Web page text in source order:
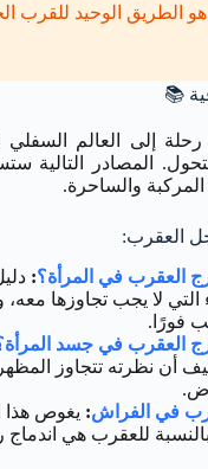
الطريق الوحيد للقرب
📚
إلى العالم السفلي
المصادر التالية
والساحرة.
العقرب:
العقرب في المرأة؟:
التي لا يجب تجاوزها
فورًا.
العقرب في جسد
أن نظرته تتجاوز
في الفراش: يغوص هذا
بالنسبة للعقرب هي